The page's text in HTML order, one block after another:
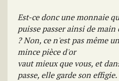
Est-ce donc une monnaie
puisse passer ainsi de
? Non, ce n'est pas même
mince pièce d'or
vaut mieux que vous, et
passe, elle garde son effigie.